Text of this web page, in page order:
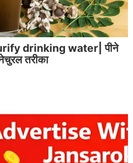
drinking water| पीने
तरीका